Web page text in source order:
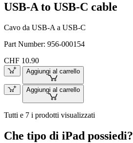
USB-A to USB-C cable
Cavo da USB-A a USB-C
Part Number: 956-000154
CHF 10.90
Aggiungi al carrello
Aggiungi al carrello
Tutti e 7 i prodotti visualizzati
Che tipo di iPad possiedi?